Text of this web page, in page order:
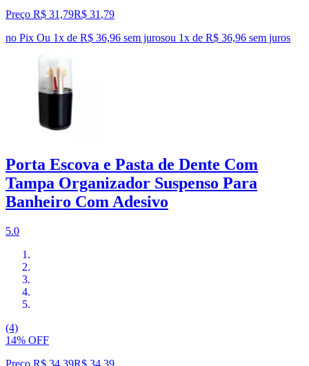
Preço R$ 31,79R$ 31,79
no Pix Ou 1x de R$ 36,96 sem jurosou 1x de R$ 36,96 sem juros
Porta Escova e Pasta de Dente Com
Tampa Organizador Suspenso Para
Banheiro Com Adesivo
5.0
(4)
14% OFF